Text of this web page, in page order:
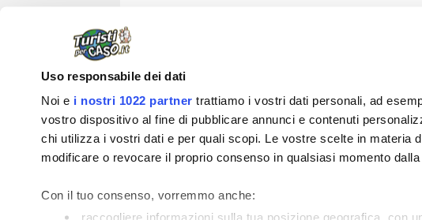
Uso responsabile dei dati
Noi e i nostri 1022 partner trattiamo i vostri dati personali, ad
vostro dispositivo al fine di pubblicare annunci e contenuti
chi utilizza i vostri dati e per quali scopi. Le vostre scelte in materia
modificare o revocare il proprio consenso in qualsiasi momento
Con il tuo consenso, vorremmo anche:
raccogliere informazioni sulla tua posizione geografica, con